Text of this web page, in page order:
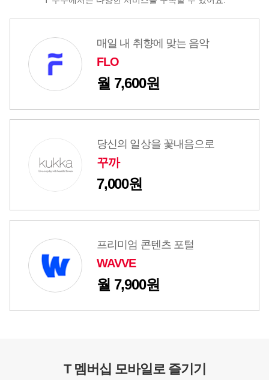
매일 내 취향에 맞는 음악
FLO
월 7,600원
당신의 일상을 꽃내음으로
꾸까
7,000원
프리미엄 콘텐츠 포털
WAVVE
월 7,900원
T 멤버십 모바일로 즐기기